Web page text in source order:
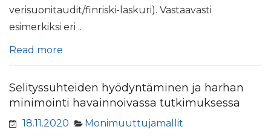
verisuonitaudit/finriski-laskuri). Vastaavasti
esimerkiksi eri ..
Read more
Selityssuhteiden hyödyntäminen ja harhan
minimointi havainnoivassa tutkimuksessa
18.11.2020 Monimuuttujamallit